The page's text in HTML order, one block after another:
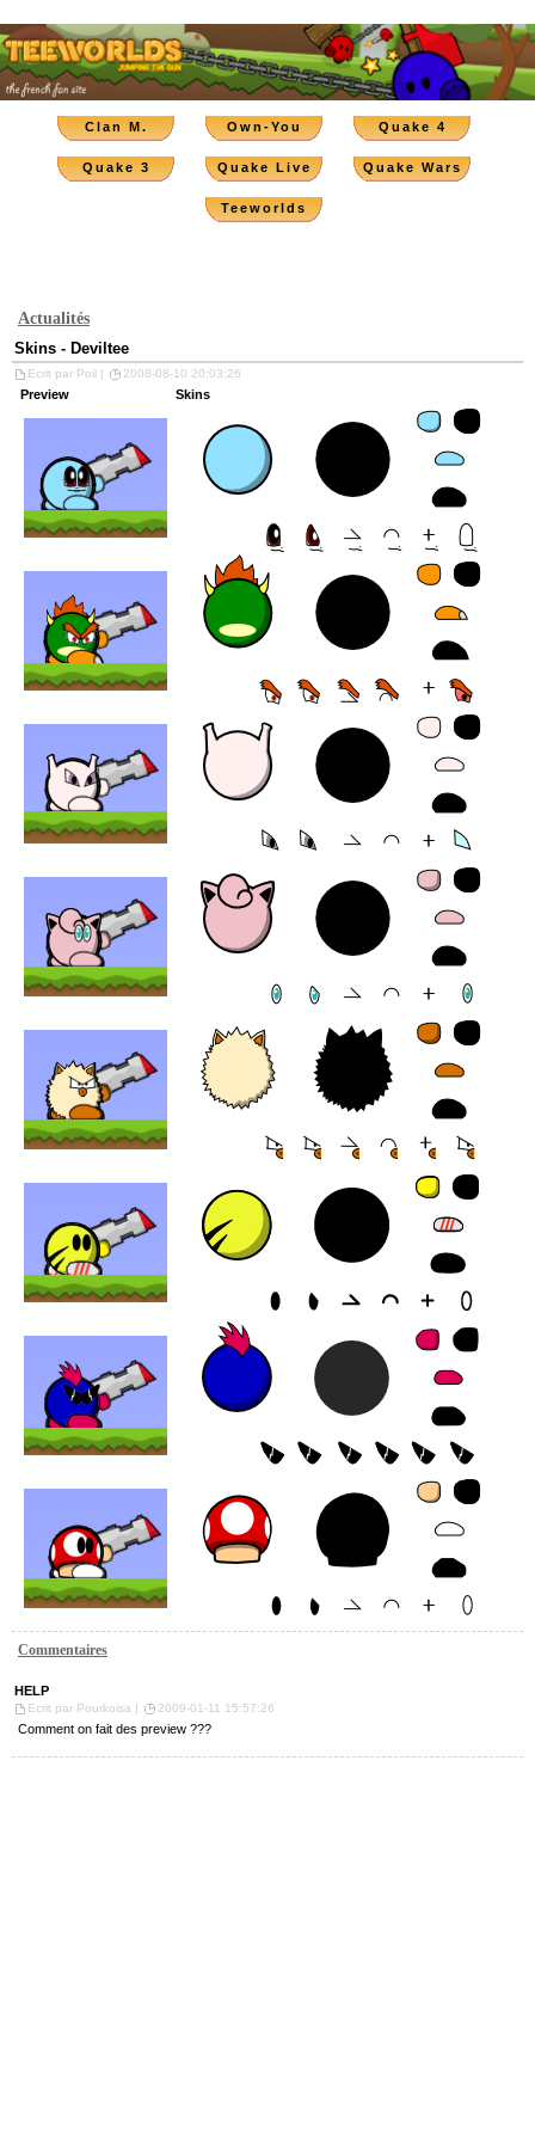
Clan M. Own-You Quake 4
Quake 3 Quake Live Quake Wars
Teeworlds
Actualités
Skins - Deviltee
Ecrit par Poil | 2008-08-10 20:03:26
Preview Skins
Commentaires
HELP
Ecrit par Pourkoisa | 2009-01-11 15:57:26
Comment on fait des preview ???